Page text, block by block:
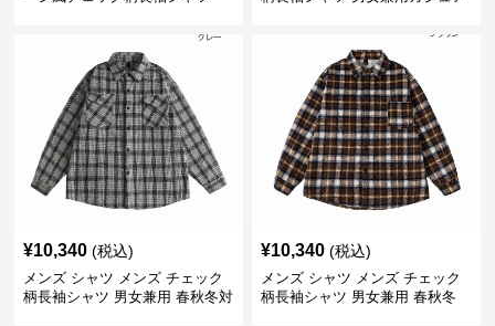
¥10,340 (税込)
メンズ シャツ メンズ チェック
柄長袖シャツ 男女兼用 春秋冬対
¥10,340 (税込)
メンズ シャツ メンズ チェック
柄長袖シャツ 男女兼用 春秋冬